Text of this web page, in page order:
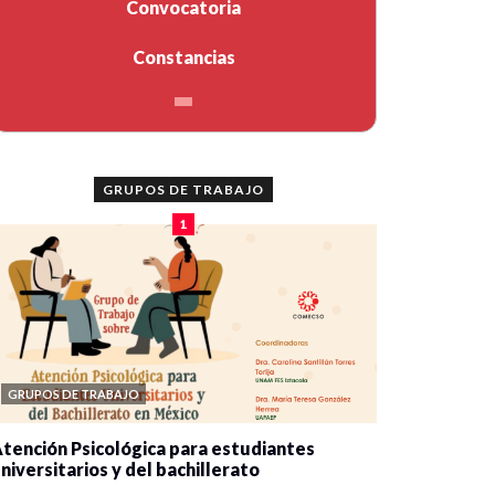
Convocatoria
Constancias
GRUPOS DE TRABAJO
1
GRUPOS DE TRABAJO
Psicológica para estudiantes
y del bachillerato